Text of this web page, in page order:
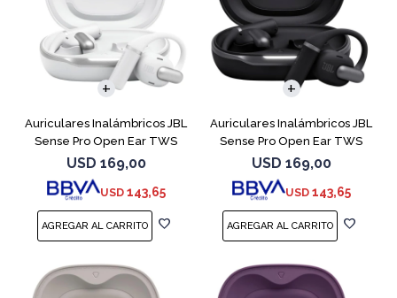
Auriculares Inalámbricos JBL
Sense Pro Open Ear TWS
Blanco
USD 169,00
USD 143,65
Auriculares Inalámbricos JBL
Sense Pro Open Ear TWS
Negro
USD 169,00
USD 143,65